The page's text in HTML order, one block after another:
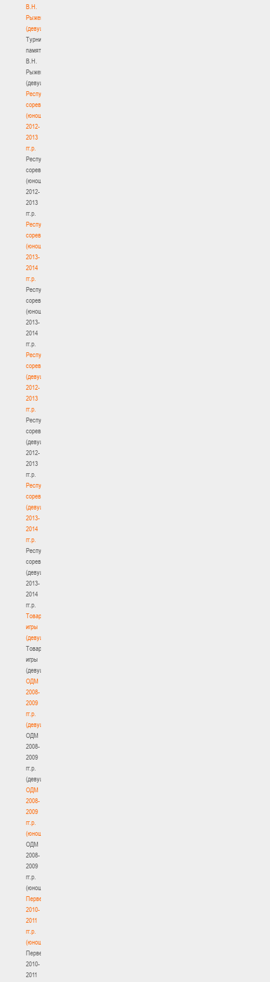
В.Н.
Рыженкова
(девушки)
Турнир
памяти
В.Н.
Рыженкова
(девушки)
Республиканские
соревнования
(юноши)
2012-
2013
гг.р.
Республиканские
соревнования
(юноши)
2012-
2013
гг.р.
Республиканские
соревнования
(юноши)
2013-
2014
гг.р.
Республиканские
соревнования
(юноши)
2013-
2014
гг.р.
Республиканские
соревнования
(девушки)
2012-
2013
гг.р.
Республиканские
соревнования
(девушки)
2012-
2013
гг.р.
Республиканские
соревнования
(девушки)
2013-
2014
гг.р.
Республиканские
соревнования
(девушки)
2013-
2014
гг.р.
Товарищеские
игры
(девушки)
Товарищеские
игры
(девушки)
ОДМ
2008-
2009
гг.р.
(девушки)
ОДМ
2008-
2009
гг.р.
(девушки)
ОДМ
2008-
2009
гг.р.
(юноши)
ОДМ
2008-
2009
гг.р.
(юноши)
Первенство
2010-
2011
гг.р.
(юноши)
Первенство
2010-
2011